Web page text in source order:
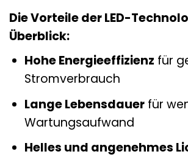
Die Vorteile der LED-
Überblick:
Hohe Energieeffizienz für
Stromverbrauch
Lange Lebensdauerfür
Wartungsaufwand
Helles und angenehmes